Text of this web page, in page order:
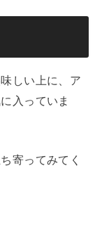
しい上に、ア
入っていま
寄ってみてく